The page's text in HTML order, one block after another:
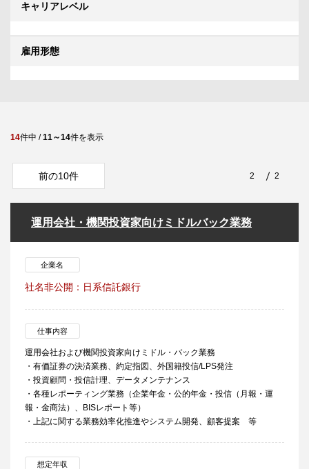
キャリアレベル
雇用形態
14件中 /11～14件を表示
前の10件 2 2
運用会社・機関投資家向けミドルバック業務
企業名
社名非公開：日系信託銀行
仕事内容
運用会社および機関投資家向けミドル・バック業務
・有価証券の決済業務、約定指図、外国籍投信/LPS発注
・投資顧問・投信計理、データメンテナンス
・各種レポーティング業務（企業年金・公的年金・投信（月報・運
報・金商法）、BISレポート等）
・上記に関する業務効率化推進やシステム開発、顧客提案 等
想定年収